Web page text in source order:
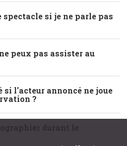
si je ne parle pas
peux pas assister au
si l'acteur annoncé ne joue
?